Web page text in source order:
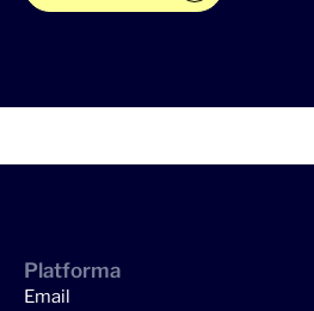
Platforma
Email